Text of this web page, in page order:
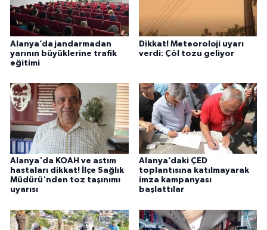
Alanya’da jandarmadan
yarının büyüklerine trafik
eğitimi
Dikkat! Meteoroloji uyarı
verdi: Çöl tozu geliyor
Alanya'da KOAH ve astım
hastaları dikkat! İlçe Sağlık
Müdürü'nden toz taşınımı
uyarısı
Alanya’daki ÇED
toplantısına katılmayarak
imza kampanyası
başlattılar